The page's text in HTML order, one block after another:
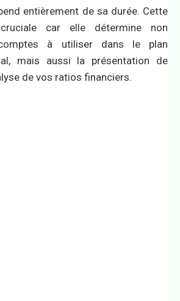
entièrement de sa durée. Cette
car elle détermine non
à utiliser dans le plan
mais aussi la présentation de
de vos ratios financiers.